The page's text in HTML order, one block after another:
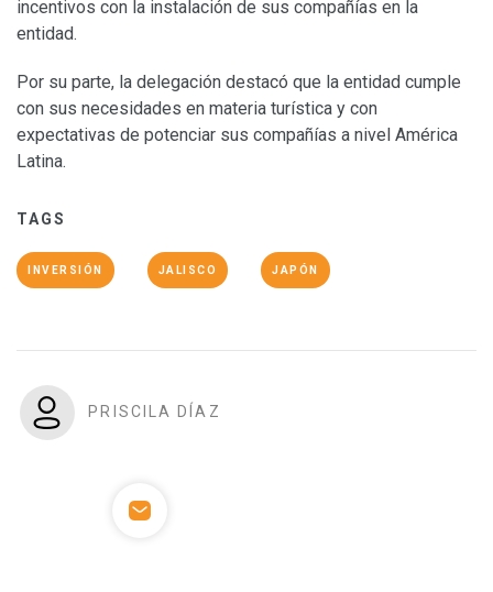
incentivos con la instalación de sus compañías en la
entidad.
Por su parte, la delegación destacó que la entidad cumple
con sus necesidades en materia turística y con
expectativas de potenciar sus compañías a nivel América
Latina.
TAGS
INVERSIÓN JALISCO JAPÓN
PRISCILA DÍAZ